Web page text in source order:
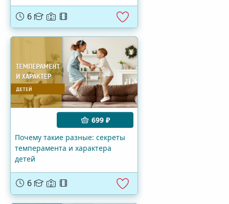
6
699 ₽
Почему такие разные: секреты
темперамента и характера
детей
6